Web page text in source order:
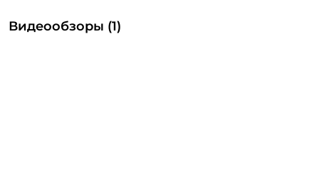
Видеообзоры (1)